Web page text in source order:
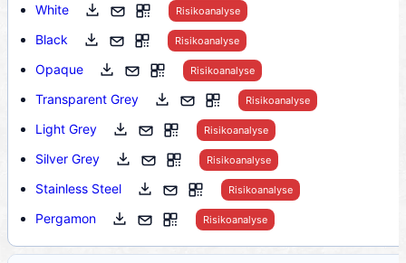
White Risikoanalyse
Black Risikoanalyse
Opaque Risikoanalyse
Transparent Grey Risikoanalyse
Light Grey Risikoanalyse
Silver Grey Risikoanalyse
Stainless Steel Risikoanalyse
Pergamon Risikoanalyse